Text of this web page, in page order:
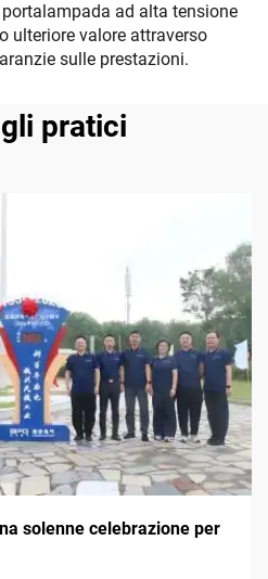
ad alta tensione
ulteriore valore attraverso
sulle prestazioni.
pratici
solenne celebrazione per